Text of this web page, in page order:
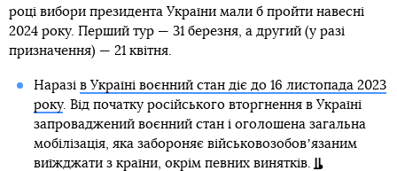
році вибори президента України мали б пройти навесні
2024 року. Перший тур — 31 березня, а другий (у разі
призначення) — 21 квітня.
Наразі в Україні воєнний стан діє до 16 листопада 2023
року. Від початку російського вторгнення в Україні
запроваджений воєнний стан і оголошена загальна
мобілізація, яка забороняє військовозобовʼязаним
виїжджати з країни, окрім певних винятків.